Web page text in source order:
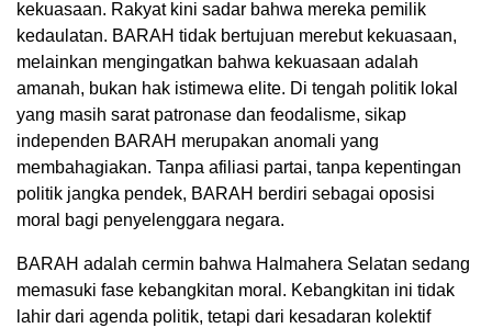
kekuasaan. Rakyat kini sadar bahwa mereka pemilik
kedaulatan. BARAH tidak bertujuan merebut kekuasaan,
melainkan mengingatkan bahwa kekuasaan adalah
amanah, bukan hak istimewa elite. Di tengah politik lokal
yang masih sarat patronase dan feodalisme, sikap
independen BARAH merupakan anomali yang
membahagiakan. Tanpa afiliasi partai, tanpa kepentingan
politik jangka pendek, BARAH berdiri sebagai oposisi
moral bagi penyelenggara negara.
BARAH adalah cermin bahwa Halmahera Selatan sedang
memasuki fase kebangkitan moral. Kebangkitan ini tidak
lahir dari agenda politik, tetapi dari kesadaran kolektif